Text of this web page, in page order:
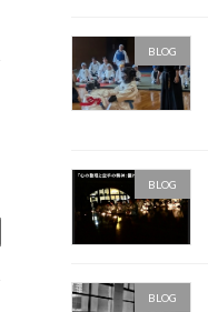
BLOG
BLOG
BLOG